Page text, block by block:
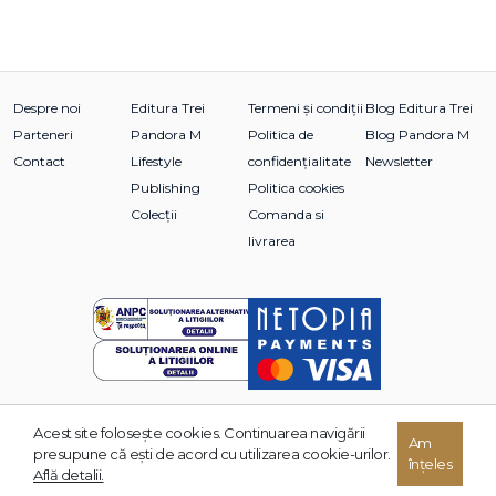
Despre noi
Parteneri
Contact
Editura Trei
Pandora M
Lifestyle
Publishing
Colecții
Termeni și condiții
Politica de
confidențialitate
Politica cookies
Comanda si
livrarea
Blog Editura Trei
Blog Pandora M
Newsletter
© 2026 Grupul Editorial TREI. Toate drepturile rezervate.
Acest site foloseşte cookies. Continuarea navigării
presupune că eşti de acord cu utilizarea cookie-urilor.
Află detalii.
Am
înțeles